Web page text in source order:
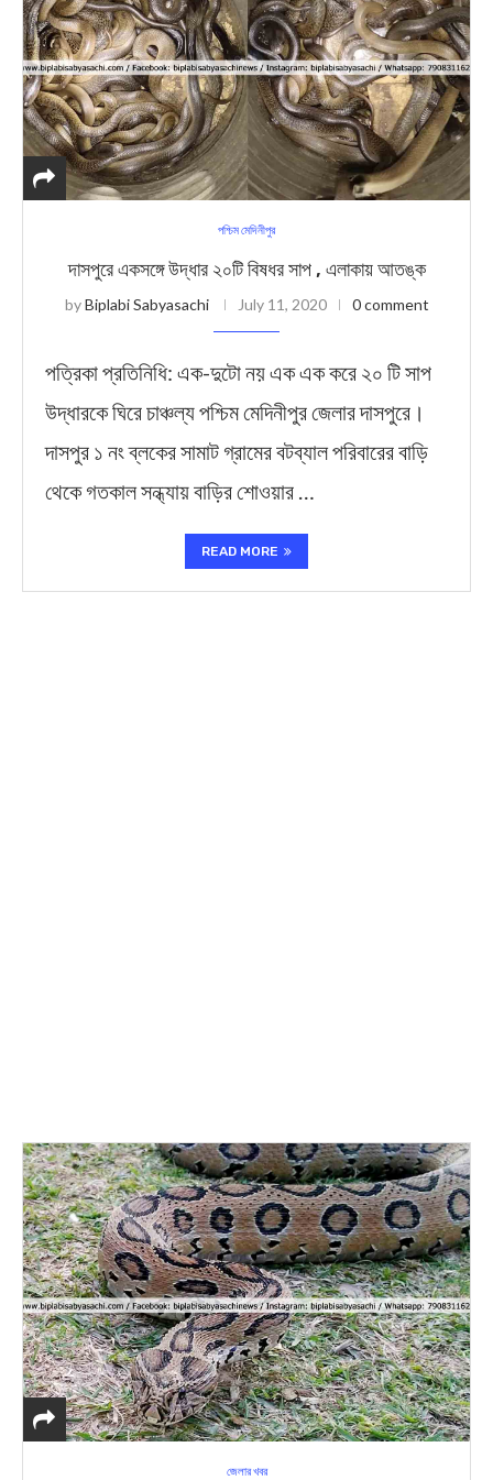
পশ্চিম মেদিনীপুর
দাসপুরে একসঙ্গে উদ্ধার ২০টি বিষধর সাপ , এলাকায় আতঙ্ক
byBiplabi Sabyasachi July 11, 2020 0 comment
পত্রিকা প্রতিনিধি: এক-দুটো নয় এক এক করে ২০ টি সাপ
উদ্ধারকে ঘিরে চাঞ্চল্য পশ্চিম মেদিনীপুর জেলার দাসপুরে।
দাসপুর ১ নং ব্লকের সামাট গ্রামের বটব্যাল পরিবারের বাড়ি
থেকে গতকাল সন্ধ্যায় বাড়ির শোওয়ার …
READ MORE
জেলার খবর